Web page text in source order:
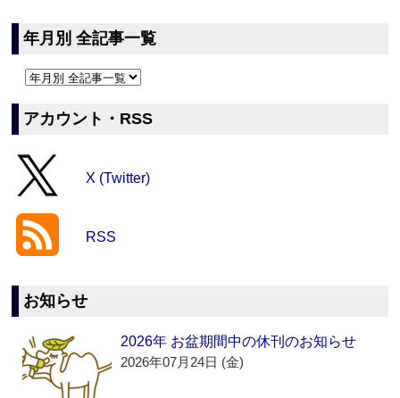
年月別 全記事一覧
アカウント・RSS
X (Twitter)
RSS
お知らせ
2026年 お盆期間中の休刊のお知らせ
2026年07月24日 (金)